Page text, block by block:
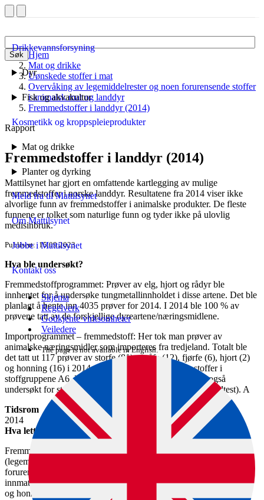
Søk
Drikkevannsforsyning
Dyr
Fisk og akvakultur
Kosmetikk og kroppspleieprodukter
Mat og drikke
Planter og dyrking
Meld fra til Mattilsynet
Om Mattilsynet
Jobbe i Mattilsynet
Kontakt oss
Skjema
Regelverk
Godkjente virksomheter
Veiledere
The page is not available in English.
Hjem
Mat og drikke
Uønskede stoffer i mat
Overvåking av legemiddelrester og noen forurensende stoffer
i animalsk mat og landdyr
Fremmedstoffer i landdyr (2014)
Rapport
Fremmedstoffer i landdyr (2014)
Mattilsynet har gjort en omfattende kartlegging av mulige
fremmedstoffer i norske landdyr. Resultatene fra 2014 viser ikke
alvorlige funn av fremmedstoffer i animalske produkter. De fleste
funnene er tolket som naturlige funn og tyder ikke på ulovlig
medisinbruk.
Publisert 15.09.2023
Hva ble undersøkt?
Fremmedstoffprogrammet: Prøver av elg, hjort og rådyr ble
innhentet for å undersøke tungmetallinnholdet i disse artene. Det ble
planlagt å hente inn 4035 prøver for 2014. I 2014 ble 100 % av
prøvene tatt av de forskjellige dyreartene/næringsmidlene.
Importprogrammet – fremmedstoff: Her tok man prøver av
animalske næringsmidler som importeres fra tredjeland. Totalt ble
det tatt ut 117 prøver av storfe (81), småfe (12), fjørfe (6), hjort (2)
og honning (16) i 2014. Prøvene ble undersøkt for stoffer i
stoffgruppene A6, B1, B2a, B2e og B3c. Honning ble også
undersøkt for stoffer i gruppene B2c, B3a og B3b (pesticidtest). A
Tidsrom
2014
Hva lette vi etter?
Fremmedstoffprogrammet: Restmengder av forbudte stoffer,
(legemidler, hormoner og andre vekststimulerende stoffer og
forurensende stoffer) i levende dyr og norskprodusert kjøtt og
innmat fra storfe, gris, småfe, fjørfe, rein og hest, samt i melk, egg
og honning.